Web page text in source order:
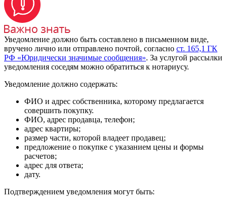
Уведомление должно быть составлено в письменном виде,
вручено лично или отправлено почтой, согласно ст. 165,1 ГК
РФ «Юридически значимые сообщения». За услугой рассылки
уведомления соседям можно обратиться к нотариусу.
Уведомление должно содержать:
ФИО и адрес собственника, которому предлагается
совершить покупку.
ФИО, адрес продавца, телефон;
адрес квартиры;
размер части, которой владеет продавец;
предложение о покупке с указанием цены и формы
расчетов;
адрес для ответа;
дату.
Подтверждением уведомления могут быть: